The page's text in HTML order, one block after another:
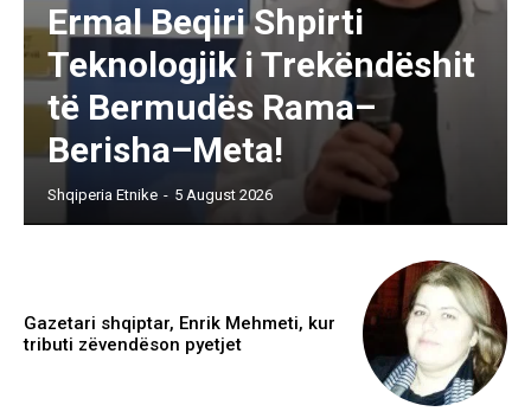
Ermal Beqiri Shpirti
Teknologjik i Trekëndëshit
të Bermudës Rama–
Berisha–Meta!
Shqiperia Etnike - 5 August 2026
Gazetari shqiptar, Enrik Mehmeti, kur
tributi zëvendëson pyetjet